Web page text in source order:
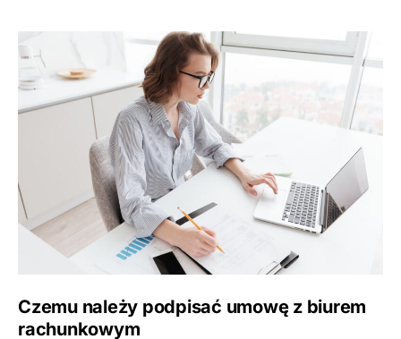
Czemu należy podpisać umowę z biurem
rachunkowym